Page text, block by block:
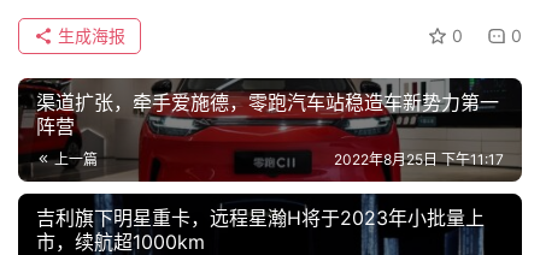
0 0
生成海报
渠道扩张，牵手爱施德，零跑汽车站稳造车新势力第一
阵营
上一篇 2022年8月25日 下午11:17
吉利旗下明星重卡，远程星瀚H将于2023年小批量上
市，续航超1000km